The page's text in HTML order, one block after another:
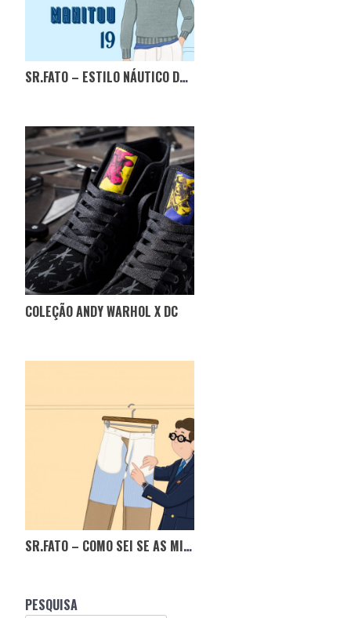
SR.FATO – ESTILO NÁUTICO DE JFK
COLEÇÃO ANDY WARHOL X DC
SR.FATO – COMO SEI SE AS MINHAS CALÇAS SÃO DE QUALIDADE?
PESQUISA